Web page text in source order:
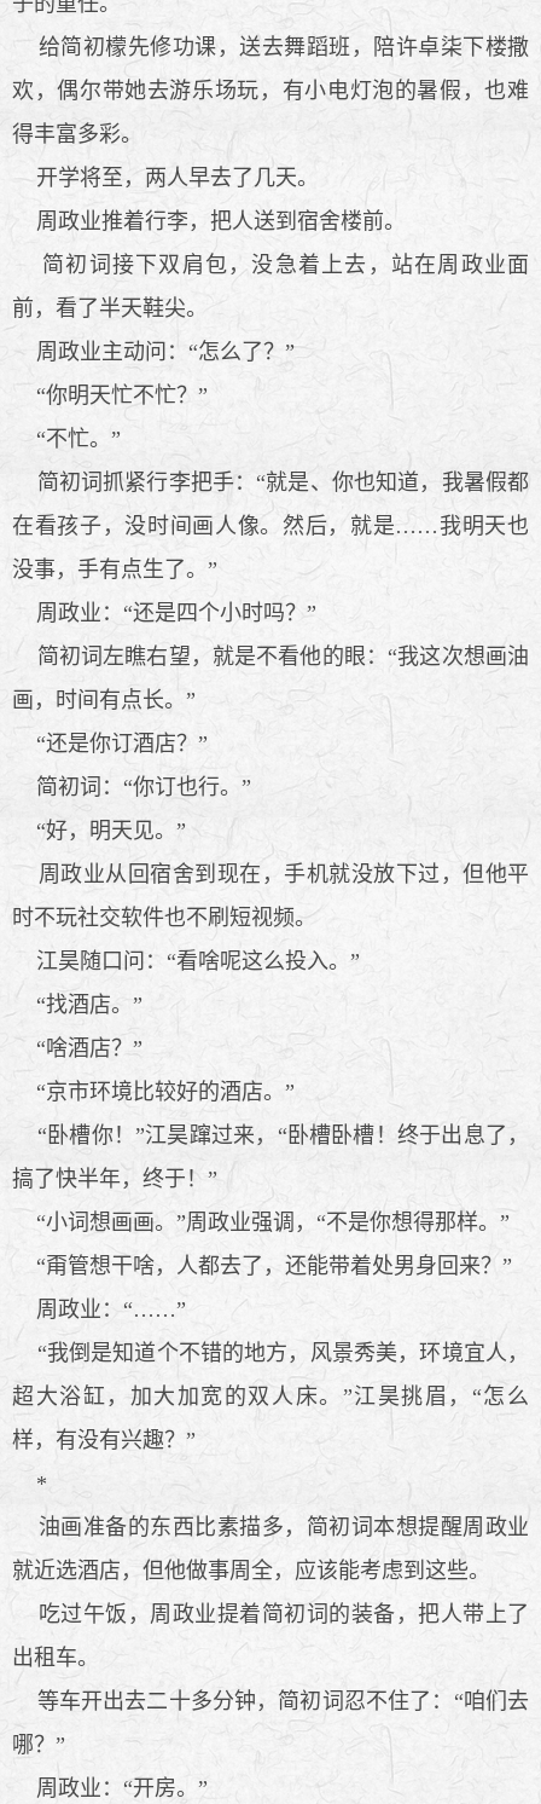
给简初檬先修功课，送去舞蹈班，陪许卓柒下楼撒
欢，偶尔带她去游乐场玩，有小电灯泡的暑假，也难
得丰富多彩。
开学将至，两人早去了几天。
周政业推着行李，把人送到宿舍楼前。
简初词接下双肩包，没急着上去，站在周政业面
前，看了半天鞋尖。
周政业主动问：“怎么了？”
“你明天忙不忙？”
“不忙。”
简初词抓紧行李把手：“就是、你也知道，我暑假都
在看孩子，没时间画人像。然后，就是……我明天也
没事，手有点生了。”
周政业：“还是四个小时吗？”
简初词左瞧右望，就是不看他的眼：“我这次想画油
画，时间有点长。”
“还是你订酒店？”
简初词：“你订也行。”
“好，明天见。”
周政业从回宿舍到现在，手机就没放下过，但他平
时不玩社交软件也不刷短视频。
江昊随口问：“看啥呢这么投入。”
“找酒店。”
“啥酒店？”
“京市环境比较好的酒店。”
“卧槽你！”江昊蹿过来，“卧槽卧槽！终于出息了，
搞了快半年，终于！”
“小词想画画。”周政业强调，“不是你想得那样。”
“甭管想干啥，人都去了，还能带着处男身回来？”
周政业：“……”
“我倒是知道个不错的地方，风景秀美，环境宜人，
超大浴缸，加大加宽的双人床。”江昊挑眉，“怎么
样，有没有兴趣？”
*
油画准备的东西比素描多，简初词本想提醒周政业
就近选酒店，但他做事周全，应该能考虑到这些。
吃过午饭，周政业提着简初词的装备，把人带上了
出租车。
等车开出去二十多分钟，简初词忍不住了：“咱们去
哪？”
周政业：“开房。”